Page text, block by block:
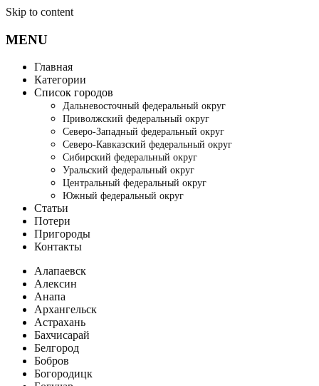
Skip to content
MENU
Главная
Категории
Список городов
Дальневосточный федеральный округ
Приволжский федеральный округ
Северо-Западный федеральный округ
Северо-Кавказский федеральный округ
Сибирский федеральный округ
Уральский федеральный округ
Центральный федеральный округ
Южный федеральный округ
Статьи
Потери
Пригороды
Контакты
Алапаевск
Алексин
Анапа
Архангельск
Астрахань
Бахчисарай
Белгород
Бобров
Богородицк